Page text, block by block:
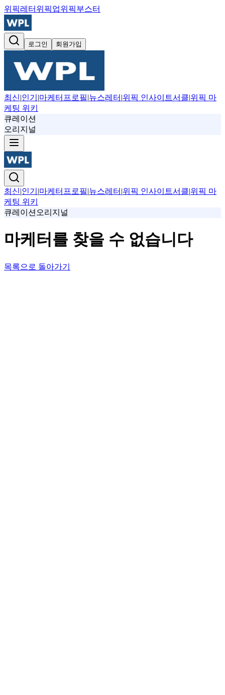
위픽레터 위픽업위픽부스터
로그인 회원가입
최신|인기 |마케터프로필|뉴스레터 |위픽 인사이트서클|위픽 마
케팅 위키
큐레이션
오리지널
최신|인기 |마케터프로필|뉴스레터 |위픽 인사이트서클|위픽 마
케팅 위키
큐레이션 오리지널
마케터를 찾을 수 없습니다
목록으로 돌아가기